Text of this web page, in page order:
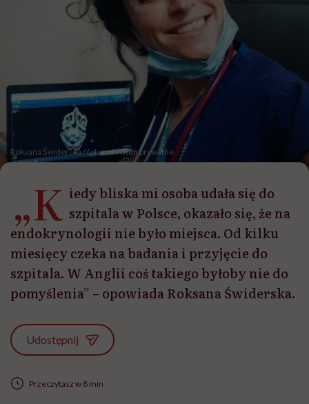
Roksana Świderska / fot. archiwum prywatne
„K iedy bliska mi osoba udała się do
szpitala w Polsce, okazało się, że na
endokrynologii nie było miejsca. Od kilku
miesięcy czeka na badania i przyjęcie do
szpitala. W Anglii coś takiego byłoby nie do
pomyślenia” – opowiada Roksana Świderska.
Udostępnij
Przeczytasz w 8 min